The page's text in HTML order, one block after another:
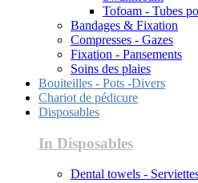
Tofoam - Tubes
Bandages & Fixation
Compresses - Gazes
Fixation - Pansements
Soins des plaies
Bouiteilles - Pots -Divers
Chariot de pédicure
Disposables
In Disposables
Dental towels -